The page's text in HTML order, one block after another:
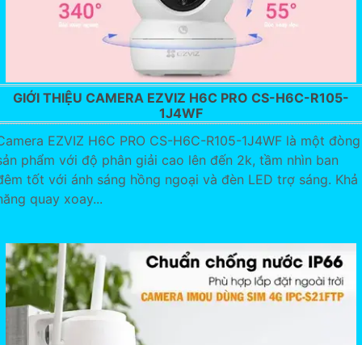
GIỚI THIỆU CAMERA EZVIZ H6C PRO CS-H6C-R105-
1J4WF
EZVIZ H6C PRO CS-H6C-R105-1J4WF là một đòng
phẩm với độ phân giải cao lên đến 2k, tầm nhìn ban
tốt với ánh sáng hồng ngoại và đèn LED trợ sáng. Khả
quay xoay...